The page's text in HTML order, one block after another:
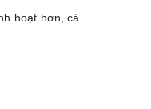
hoạt hơn, cá